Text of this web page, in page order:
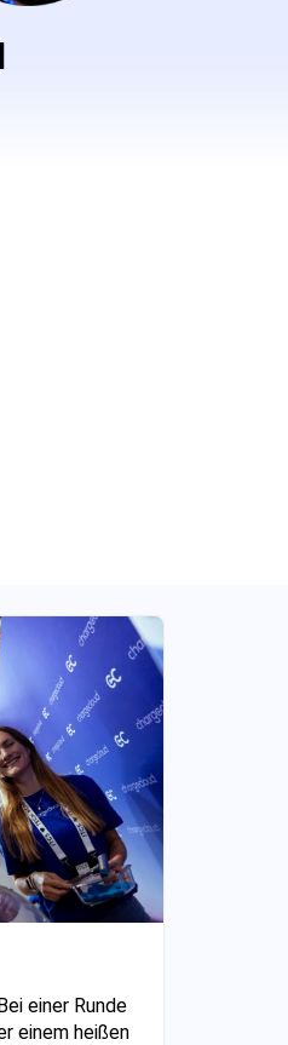
einer Runde
einem heißen